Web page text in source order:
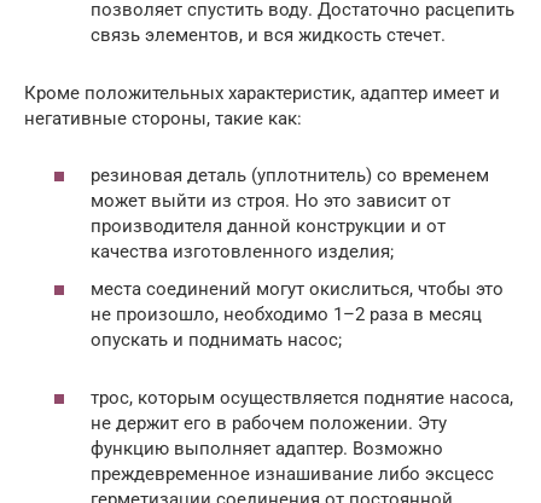
позволяет спустить воду. Достаточно расцепить
связь элементов, и вся жидкость стечет.
Кроме положительных характеристик, адаптер имеет и
негативные стороны, такие как:
резиновая деталь (уплотнитель) со временем
может выйти из строя. Но это зависит от
производителя данной конструкции и от
качества изготовленного изделия;
места соединений могут окислиться, чтобы это
не произошло, необходимо 1–2 раза в месяц
опускать и поднимать насос;
трос, которым осуществляется поднятие насоса,
не держит его в рабочем положении. Эту
функцию выполняет адаптер. Возможно
преждевременное изнашивание либо эксцесс